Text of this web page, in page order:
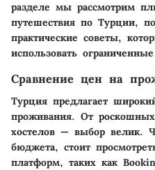
разделе мы рассмотрим
путешествия по Турции,
практические советы,
использовать
Сравнение цен на
Турция предлагает
проживания. От
хостелов — выбор велик.
бюджета, стоит
платформ, таких как